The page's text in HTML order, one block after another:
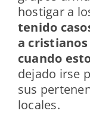
hostigar a
tenido
a
cuando
dejado irse
sus
locales.